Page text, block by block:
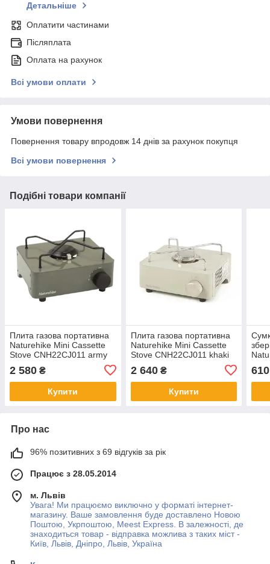
Детальніше
Оплатити частинами
Післяплата
Оплата на рахунок
Всі умови оплати
Умови повернення
Повернення товару впродовж 14 днів за рахунок покупця
Всі умови повернення
Подібні товари компанії
Плита газова портативна
Naturehike Mini Cassette
Stove CNH22CJ011 army
2 580 ₴
Купити
Плита газова портативна
Naturehike Mini Cassette
Stove CNH22CJ011 khaki
2 640₴
Купити
610
Про нас
96% позитивних з 69 відгуків за рік
Працює з 28.05.2014
м. Львів
Увага! Ми працюємо виключно у форматі інтернет-
магазину. Ваше замовлення буде доставлено Новою
Поштою, Укрпоштою, Meest Express. В залежності, де
знаходиться товар - відправка можлива з таких міст -
Київ, Львів, Дніпро, Львів, Україна